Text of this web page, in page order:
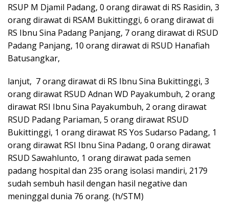
RSUP M Djamil Padang, 0 orang dirawat di RS Rasidin, 3
orang dirawat di RSAM Bukittinggi, 6 orang dirawat di
RS Ibnu Sina Padang Panjang, 7 orang dirawat di RSUD
Padang Panjang, 10 orang dirawat di RSUD Hanafiah
Batusangkar,
lanjut, 7 orang dirawat di RS Ibnu Sina Bukittinggi, 3
orang dirawat RSUD Adnan WD Payakumbuh, 2 orang
dirawat RSI Ibnu Sina Payakumbuh, 2 orang dirawat
RSUD Padang Pariaman, 5 orang dirawat RSUD
Bukittinggi, 1 orang dirawat RS Yos Sudarso Padang, 1
orang dirawat RSI Ibnu Sina Padang, 0 orang dirawat
RSUD Sawahlunto, 1 orang dirawat pada semen
padang hospital dan 235 orang isolasi mandiri, 2179
sudah sembuh hasil dengan hasil negative dan
meninggal dunia 76 orang. (h/STM)